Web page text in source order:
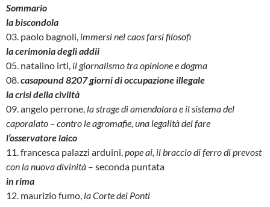
Sommario
la biscondola
03. paolo bagnoli, immersi nel caos farsi filosofi
la cerimonia degli addii
05. natalino irti, il giornalismo tra opinione e dogma
08.casapound 8207 giorni di occupazione illegale
la crisi della civiltà
09. angelo perrone, la strage di amendolara e il sistema del
caporalato – contro le agromafie, una legalità del fare
l’osservatore laico
11. francesca palazzi arduini,pope ai, il braccio di ferro di prevost
con la nuova divinità – seconda puntata
in rima
12. maurizio fumo, la Corte dei Ponti